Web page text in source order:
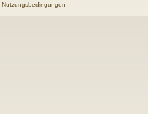
Nutzungsbedingungen